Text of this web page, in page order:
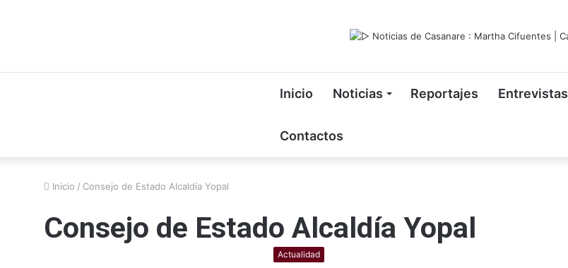
Inicio Noticias Reportajes Entrevistas
Contactos
Inicio / Consejo de Estado Alcaldía Yopal
Consejo de Estado Alcaldía Yopal
Actualidad